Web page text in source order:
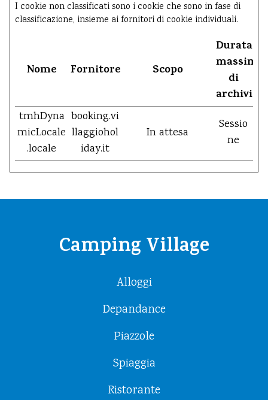
I cookie non classificati sono i cookie che sono in fase di
classificazione, insieme ai fornitori di cookie individuali.
Nome Fornitore Scopo
Durata
massima
di
tmhDyna
micLocale
.locale
booking.vi
llaggiohol
iday.it
In attesa
Sessio
ne
Camping Village
Alloggi
Depandance
Piazzole
Spiaggia
Ristorante